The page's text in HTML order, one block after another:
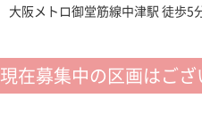
大阪メトロ御堂筋線中津駅 徒歩5
現在募集中の区画はご